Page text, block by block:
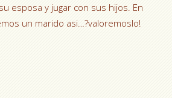
esposa y jugar con sus hijos. En
un marido asi…?valoremoslo!